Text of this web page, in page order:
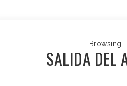
Browsing
SALIDA DEL